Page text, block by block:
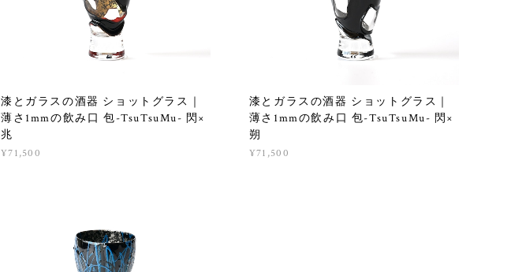
漆とガラスの酒器 ショットグラス｜
薄さ1mmの飲み口 包-TsuTsuMu- 閃×
兆
¥71,500
漆とガラスの酒器 ショットグラス｜
薄さ1mmの飲み口 包-TsuTsuMu- 閃×
朔
¥71,500